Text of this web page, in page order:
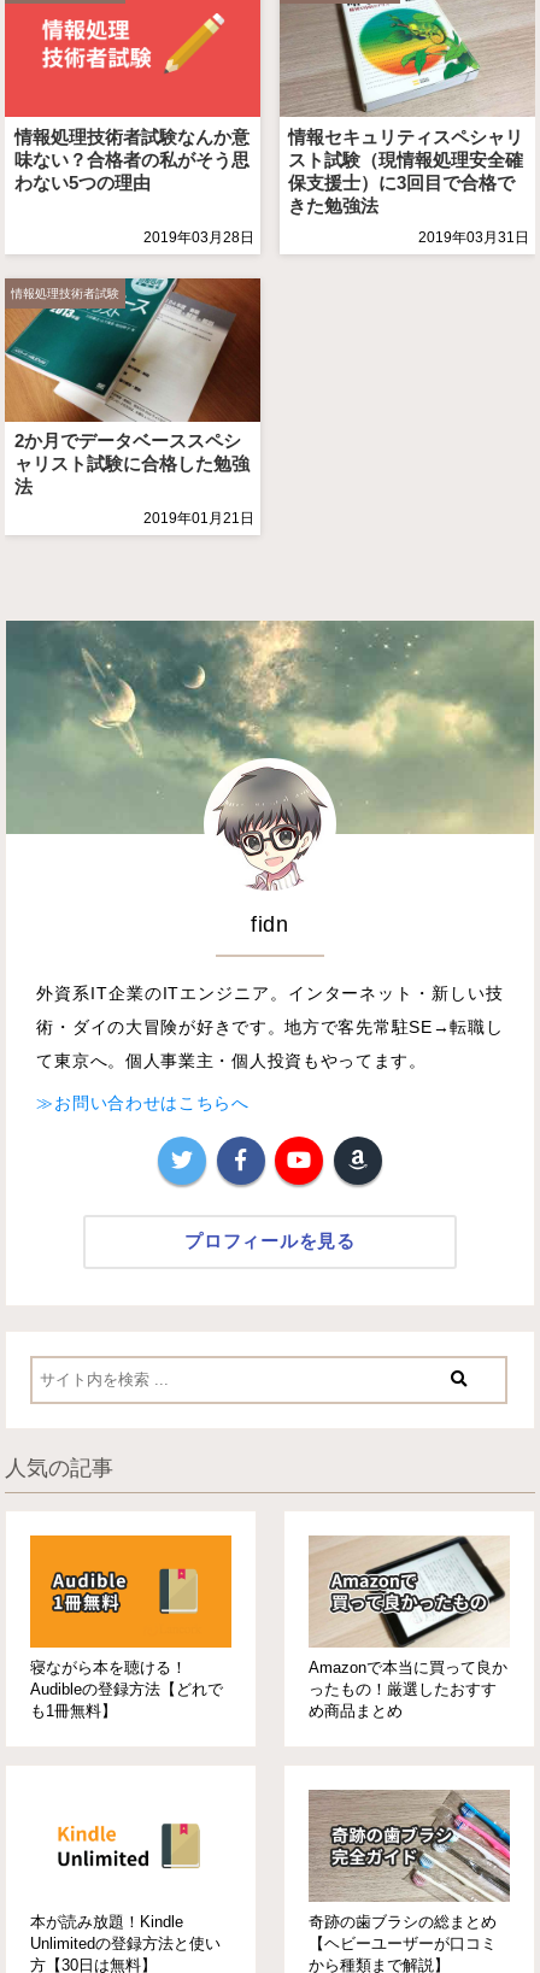
情報処理技術者試験なんか意
味ない？合格者の私がそう思
わない5つの理由
2019年03月28日
情報セキュリティスペシャリ
スト試験（現情報処理安全確
保支援士）に3回目で合格で
きた勉強法
2019年03月31日
情報処理技術者試験
2か月でデータベーススペシ
ャリスト試験に合格した勉強
法
2019年01月21日
fidn
外資系IT企業のITエンジニア。インターネット・新しい技
術・ダイの大冒険が好きです。地方で客先常駐SE→転職し
て東京へ。個人事業主・個人投資もやってます。
≫お問い合わせはこちらへ
プロフィールを見る
人気の記事
寝ながら本を聴ける！
Audibleの登録方法【どれで
も1冊無料】
Amazonで本当に買って良か
ったもの！厳選したおすす
め商品まとめ
本が読み放題！Kindle
Unlimitedの登録方法と使い
方【30日は無料】
奇跡の歯ブラシの総まとめ
【ヘビーユーザーが口コミ
から種類まで解説】